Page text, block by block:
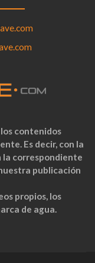
contenidos
Es decir, con la
la correspondiente
publicación
propios, los
de agua.